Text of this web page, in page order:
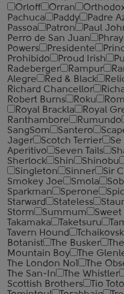
Orloff
Orran
Pachuca
Paddy Padre
Passoa
Patron Paul
Perro de San Juan
Powers
Presidente
Prohibido
Proud Irish
Radeberger
Rampur
Alegre
Red & Black
Richard Chancellor
Robert Burns
Roku
Royal Brackla
Royal
Ranthambore
Rumundo
SangSom
Santero
Jager
Scotch Terrier Se
Aperitivo
Seven Tails
Sherlock
Shin Shinobu
Singleton
Sinner Sir
Smokey Joe
Smola
Sparkman
Sperone
Starward
Stateless
Storm
Summum Sweet
Takamaka
Taketsuru
Tavern Hound
Botanist
The Busker
Mountain Boy
The
The London №1
The
The San-In
The Whistler
Scottish Brothers
Tio Toto